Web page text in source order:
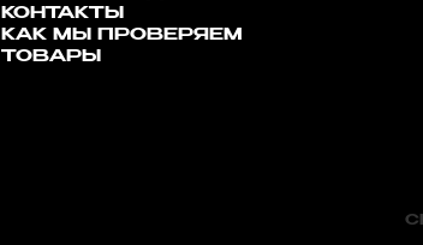
КОНТАКТЫ
КАК МЫ ПРОВЕРЯЕМ
ТОВАРЫ